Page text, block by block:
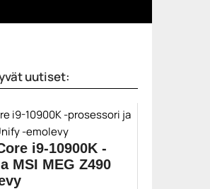
uutiset:
i9-10900K -
MSI MEG Z490